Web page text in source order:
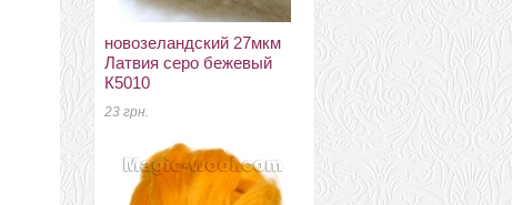
новозеландский 27мкм
Латвия серо бежевый
К5010
23 грн.
соединительные кольца
для бижутерии розмір
0,6мм*4мм
5.5 грн.